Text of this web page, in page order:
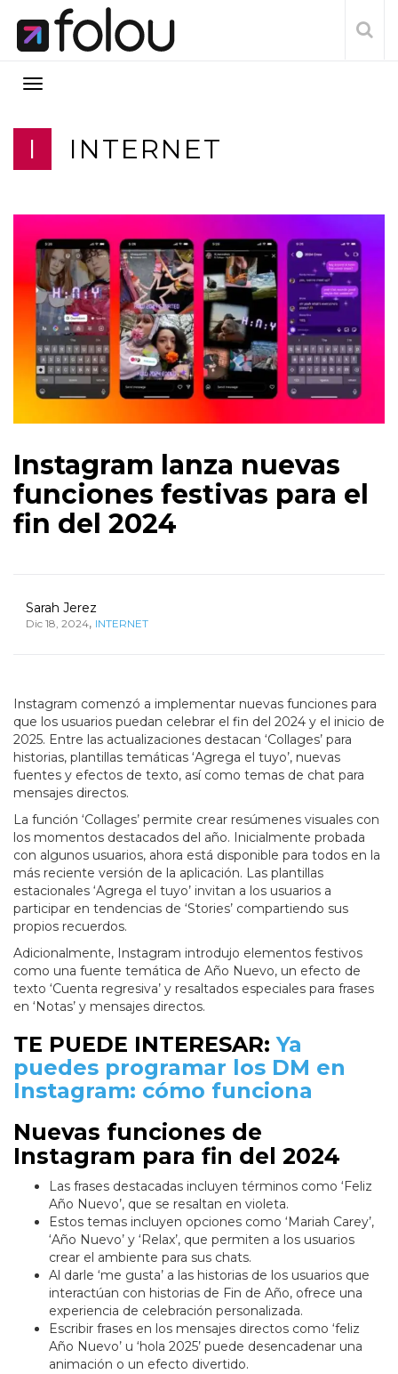
I INTERNET
Instagram lanza nuevas
funciones festivas para el
fin del 2024
Sarah Jerez
Dic 18, 2024, INTERNET
Instagram comenzó a implementar nuevas funciones para
que los usuarios puedan celebrar el fin del 2024 y el inicio de
2025. Entre las actualizaciones destacan ‘Collages’ para
historias, plantillas temáticas ‘Agrega el tuyo’, nuevas
fuentes y efectos de texto, así como temas de chat para
mensajes directos.
La función ‘Collages’ permite crear resúmenes visuales con
los momentos destacados del año. Inicialmente probada
con algunos usuarios, ahora está disponible para todos en la
más reciente versión de la aplicación. Las plantillas
estacionales ‘Agrega el tuyo’ invitan a los usuarios a
participar en tendencias de ‘Stories’ compartiendo sus
propios recuerdos.
Adicionalmente, Instagram introdujo elementos festivos
como una fuente temática de Año Nuevo, un efecto de
texto ‘Cuenta regresiva’ y resaltados especiales para frases
en ‘Notas’ y mensajes directos.
TE PUEDE INTERESAR:Ya
puedes programar los DM en
Instagram: cómo funciona
Nuevas funciones de
Instagram para fin del 2024
Las frases destacadas incluyen términos como ‘Feliz
Año Nuevo’, que se resaltan en violeta.
Estos temas incluyen opciones como ‘Mariah Carey’,
‘Año Nuevo’ y ‘Relax’, que permiten a los usuarios
crear el ambiente para sus chats.
Al darle ‘me gusta’ a las historias de los usuarios que
interactúan con historias de Fin de Año, ofrece una
experiencia de celebración personalizada.
Escribir frases en los mensajes directos como ‘feliz
Año Nuevo’ u ‘hola 2025’ puede desencadenar una
animación o un efecto divertido.